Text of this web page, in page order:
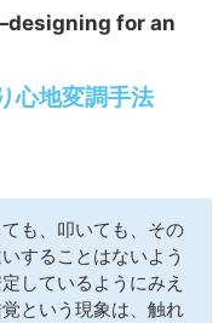
ー
for an
心地変調手法
も、叩いても、その
することはないよう
しているようにみえ
という現象は、触れ